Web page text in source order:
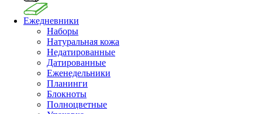
Ежедневники
Наборы
Натуральная кожа
Недатированные
Датированные
Еженедельники
Планинги
Блокноты
Полноцветные